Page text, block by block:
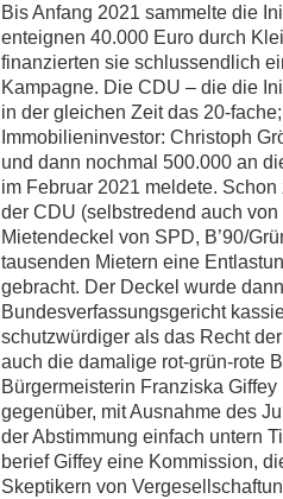
Bis Anfang 2021 sammelte die
enteignen 40.000 Euro durch
finanzierten sie schlussendlich
Kampagne. Die CDU – die die
in der gleichen Zeit das 20-
Immobilieninvestor: Christoph
und dann nochmal 500.000 an
im Februar 2021 meldete.
der CDU (selbstredend auch
Mietendeckel von SPD, B’90/
tausenden Mietern eine
gebracht. Der Deckel wurde
Bundesverfassungsgericht
schutzwürdiger als das Recht
auch die damalige rot-grün-rote
Bürgermeisterin Franziska
gegenüber, mit Ausnahme des
der Abstimmung einfach untern
berief Giffey eine Kommission,
Skeptikern von